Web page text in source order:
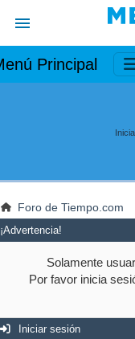
Principal
Foro de Tiempo.com
¡Advertencia!
Solamente
Por favor inicia
Iniciar sesión